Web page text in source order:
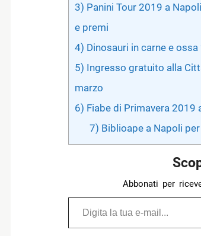
3) Panini Tour 2019 a
e premi
4) Dinosauri in carne e
5) Ingresso gratuito alla
marzo
6) Fiabe di Primavera 2019
7) Biblioape a Napoli
Abbonati per
Digita la tua e-mail...